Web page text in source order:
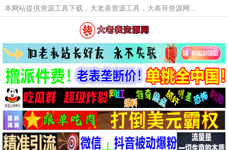
本网站提供资源工具下载，大老表资源工具，大表哥资源网软件工具，大老表资源下载，活动线报福利资源分享,活动线报，大型网游经典游戏，网络热门技术游戏辅助交流与分享。